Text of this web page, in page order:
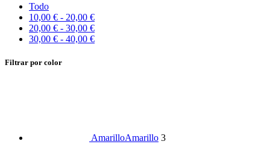
Todo
10,00 € - 20,00 €
20,00 € - 30,00 €
30,00 € - 40,00 €
Filtrar por color
AmarilloAmarillo 3